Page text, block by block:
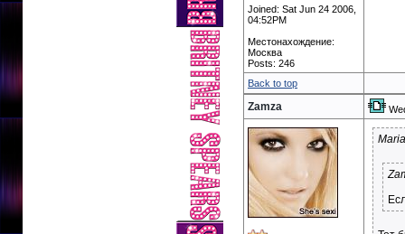
Joined: Sat Jun 24 2006,
04:52PM
Местонахождение:
Москва
Posts: 246
Back to top
Zamza